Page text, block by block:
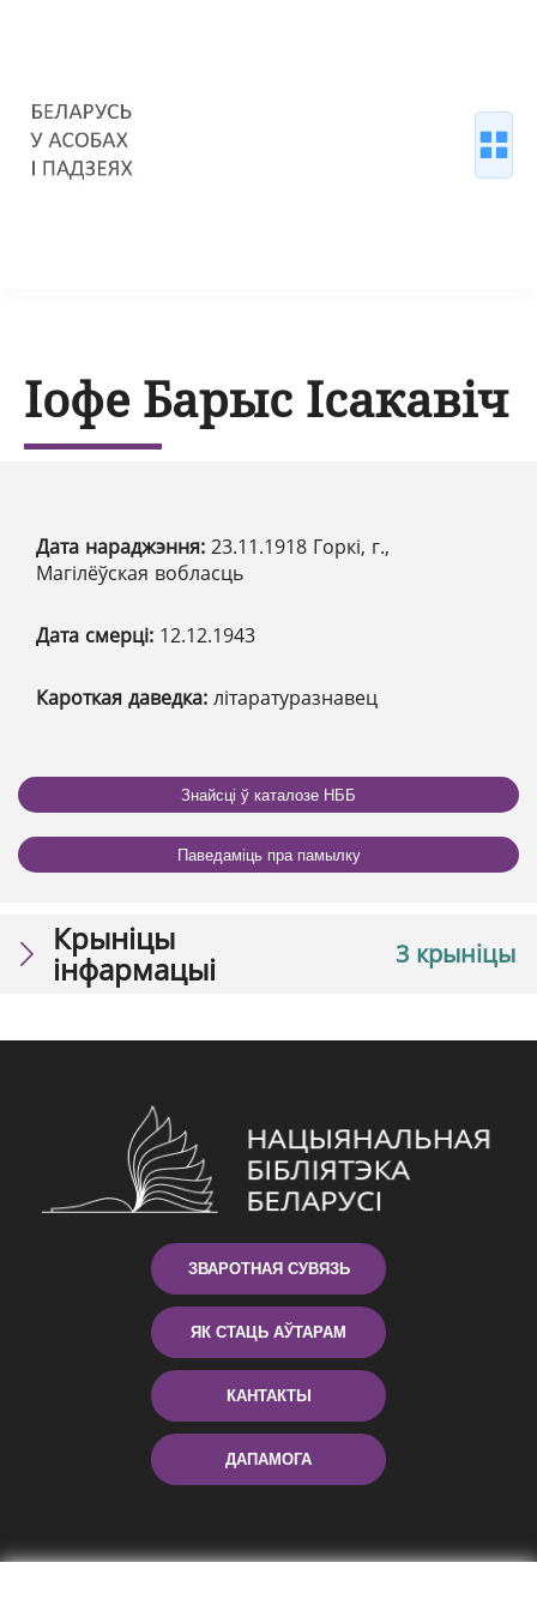
Іофе Барыс Ісакавіч
Дата нараджэння: 23.11.1918 Горкі, г.,
Магілёўская вобласць
Дата смерці: 12.12.1943
Кароткая даведка: літаратуразнавец
Знайсці ў каталозе НББ
Паведаміць пра памылку
3 крыніцы
Крыніцы
інфармацыі
ЗВАРОТНАЯ СУВЯЗЬ
ЯК СТАЦЬ АЎТАРАМ
КАНТАКТЫ
ДАПАМОГА